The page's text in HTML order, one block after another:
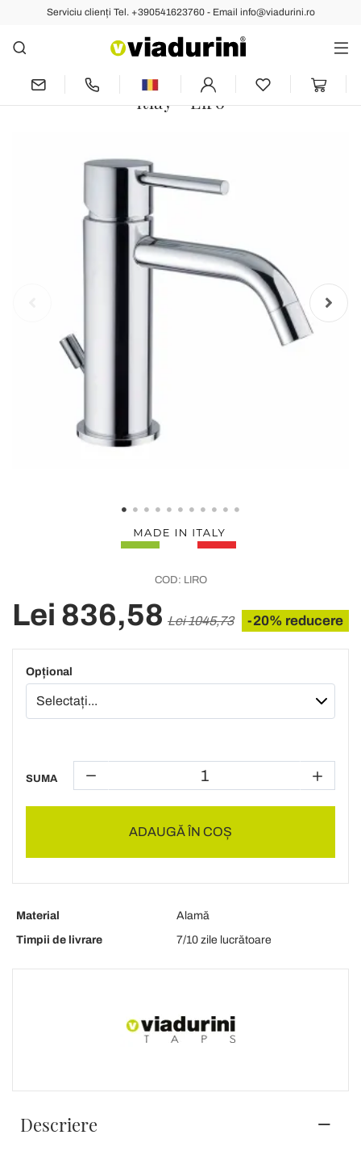
Serviciu clienți Tel. +390541623760 - Email info@viadurini.ro
Anterior Următoarea
Baterie pentru chiuvetă de design
modern, din alamă cromată, fabricată în
Itlay - Liro
COD: LIRO
Lei 836,58 Lei 1045,73 -20% reducere
Opțional
SUMA
ADAUGĂ ÎN COȘ
Material
Alamă
Timpii de livrare
7/10 zile lucrătoare
Descriere